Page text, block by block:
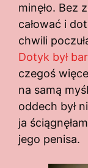
minęło. Bez
całować i
chwili
Dotyk był
czegoś
na samą
oddech był
ja
jego penisa.